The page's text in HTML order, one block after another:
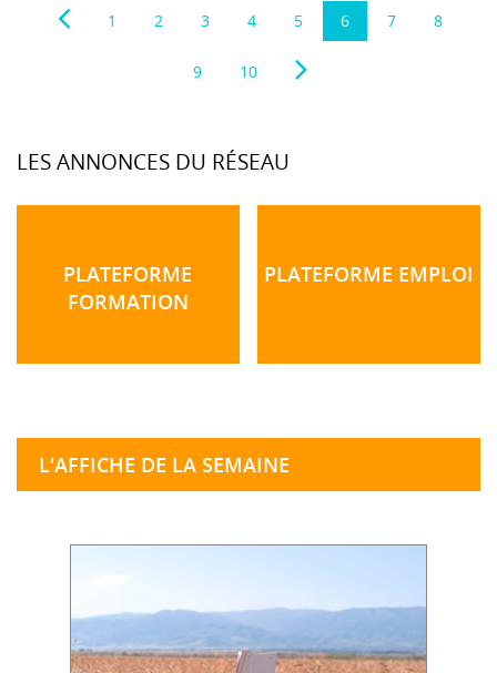
1 2 3 4 5 6 7 8
9 10
LES ANNONCES DU RÉSEAU
PLATEFORME
FORMATION
PLATEFORME EMPLOI
L'AFFICHE DE LA SEMAINE